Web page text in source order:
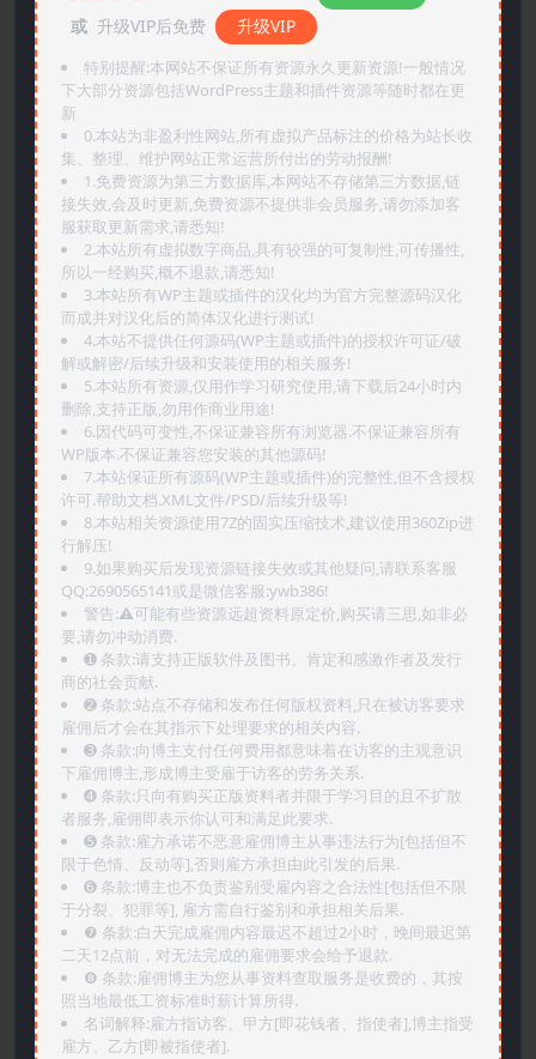
或 升级VIP后免费 升级VIP
特别提醒:本网站不保证所有资源永久更新资源!一般情况
下大部分资源包括WordPress主题和插件资源等随时都在更
新
0.本站为非盈利性网站,所有虚拟产品标注的价格为站长收
集、整理、维护网站正常运营所付出的劳动报酬!
1.免费资源为第三方数据库,本网站不存储第三方数据,链
接失效,会及时更新,免费资源不提供非会员服务,请勿添加客
服获取更新需求,请悉知!
2.本站所有虚拟数字商品,具有较强的可复制性,可传播性,
所以一经购买,概不退款,请悉知!
3.本站所有WP主题或插件的汉化均为官方完整源码汉化
而成并对汉化后的简体汉化进行测试!
4.本站不提供任何源码(WP主题或插件)的授权许可证/破
解或解密/后续升级和安装使用的相关服务!
5.本站所有资源,仅用作学习研究使用,请下载后24小时内
删除,支持正版,勿用作商业用途!
6.因代码可变性,不保证兼容所有浏览器.不保证兼容所有
WP版本.不保证兼容您安装的其他源码!
7.本站保证所有源码(WP主题或插件)的完整性,但不含授权
许可.帮助文档.XML文件/PSD/后续升级等!
8.本站相关资源使用7Z的固实压缩技术,建议使用360Zip进
行解压!
9.如果购买后发现资源链接失效或其他疑问,请联系客服
QQ:2690565141或是微信客服:ywb386!
警告:⚠️可能有些资源远超资料原定价,购买请三思,如非必
要,请勿冲动消费.
➊️ 条款:请支持正版软件及图书。肯定和感激作者及发行
商的社会贡献.
➋️ 条款:站点不存储和发布任何版权资料,只在被访客要求
雇佣后才会在其指示下处理要求的相关内容.
➌️ 条款:向博主支付任何费用都意味着在访客的主观意识
下雇佣博主,形成博主受雇于访客的劳务关系.
➍️ 条款:只向有购买正版资料者并限于学习目的且不扩散
者服务,雇佣即表示你认可和满足此要求.
➎ 条款:雇方承诺不恶意雇佣博主从事违法行为[包括但不
限于色情、反动等],否则雇方承担由此引发的后果.
➏️ 条款:博主也不负责鉴别受雇内容之合法性[包括但不限
于分裂、犯罪等], 雇方需自行鉴别和承担相关后果.
❼ 条款:白天完成雇佣内容最迟不超过2小时，晚间最迟第
二天12点前，对无法完成的雇佣要求会给予退款.
❽ 条款:雇佣博主为您从事资料查取服务是收费的，其按
照当地最低工资标准时薪计算所得.
名词解释:雇方指访客、甲方[即花钱者、指使者],博主指受
雇方、乙方[即被指使者].